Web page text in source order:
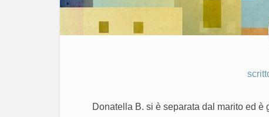
Donatella B. si è separata dal marito ed